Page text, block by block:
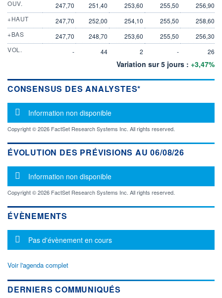
OUV.
247,70 251,40 253,60 255,50
256,90
+HAUT
247,70 252,00 254,10 255,50
258,60
+BAS
247,70 248,70 253,60 255,50
256,30
VOL.
- 44 2 - 26
Variation sur 5 jours : +3,47%
CONSENSUS DES ANALYSTES*
Message d'information
Information non disponible
Copyright © 2026 FactSet Research Systems Inc. All rights reserved.
ÉVOLUTION DES PRÉVISIONS AU 06/08/26
Message d'information
Information non disponible
Copyright © 2026 FactSet Research Systems Inc. All rights reserved.
ÉVÈNEMENTS
Message d'information
Pas d'évènement en cours
Voir l'agenda complet
DERNIERS COMMUNIQUÉS